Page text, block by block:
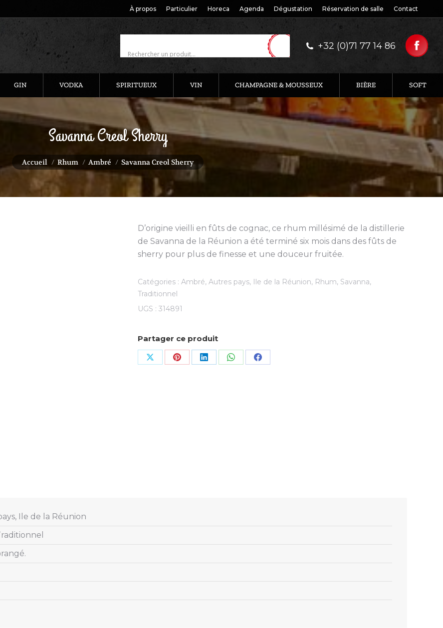
À propos Particulier Horeca Agenda Dégustation Réservation de salle Contact
+32 (0)71 77 14 86
GIN VODKA SPIRITUEUX VIN CHAMPAGNE & MOUSSEUX BIÈRE SOFT
Savanna Creol Sherry
Vous êtes ici :
Accueil Rhum Ambré Savanna Creol Sherry
D’origine vieilli en fûts de cognac, ce rhum millésimé de la distillerie
de Savanna de la Réunion a été terminé six mois dans des fûts de
sherry pour plus de finesse et une douceur fruitée.
Catégories : Ambré, Autres pays, Ile de la Réunion, Rhum, Savanna,
Traditionnel
UGS : 314891
Partager ce produit
Share Share Share Share Share
Ile de la Réunion